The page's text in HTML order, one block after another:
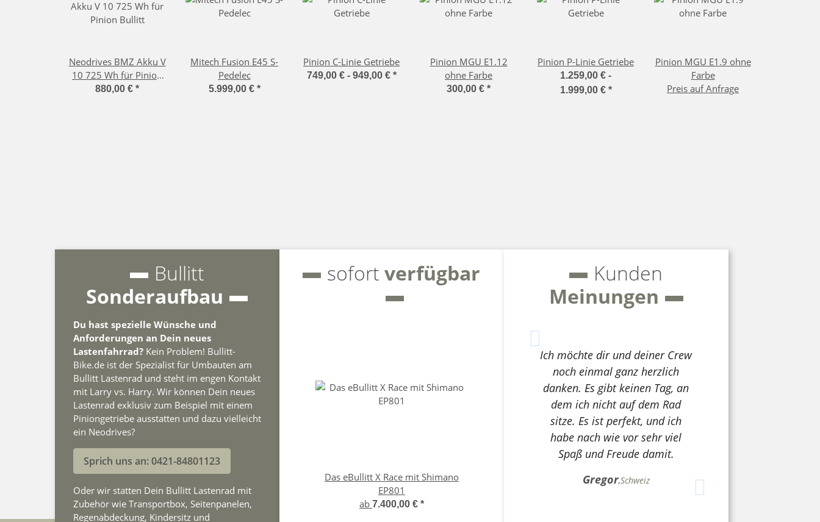
Neodrives BMZ Akku V
10 725 Wh für Pinion
Bullitt
880,00 € *
Mitech Fusion E45 S-
Pedelec
5.999,00 € *
Pinion C-Linie Getriebe
749,00 € - 949,00 € *
Pinion MGU E1.12
ohne Farbe
300,00 € *
Pinion P-Linie Getriebe
1.259,00 € -
1.999,00 € *
Pinion MGU E1.9 ohne
Farbe
Preis auf Anfrage
Bullitt
Sonderaufbau
Du hast spezielle Wünsche und
Anforderungen an Dein neues
Lastenfahrrad? Kein Problem! Bullitt-
Bike.de ist der Spezialist für Umbauten am
Bullitt Lastenrad und steht im engen Kontakt
mit Larry vs. Harry. Wir können Dein neues
Lastenrad exklusiv zum Beispiel mit einem
Piniongetriebe ausstatten und dazu vielleicht
ein Neodrives?
Sprich uns an: 0421-84801123
Oder wir statten Dein Bullitt Lastenrad mit
Zubehör wie Transportbox, Seitenpanelen,
Regenabdeckung, Kindersitz und
sofortverfügbar
Das eBullitt X Race mit Shimano
EP801
ab 7.400,00 € *
Pinion Bullitt Showbike
Kunden
Meinungen
Ich möchte dir und deiner Crew
noch einmal ganz herzlich
danken. Es gibt keinen Tag, an
dem ich nicht auf dem Rad
sitze. Es ist perfekt, und ich
habe nach wie vor sehr viel
Spaß und Freude damit.
Gregor,Schweiz